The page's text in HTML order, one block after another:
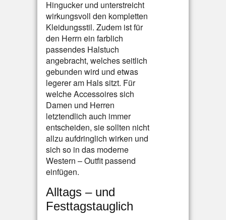
Hingucker und unterstreicht
wirkungsvoll den kompletten
Kleidungsstil. Zudem ist für
den Herrn ein farblich
passendes Halstuch
angebracht, welches seitlich
gebunden wird und etwas
legerer am Hals sitzt. Für
welche Accessoires sich
Damen und Herren
letztendlich auch immer
entscheiden, sie sollten nicht
allzu aufdringlich wirken und
sich so in das moderne
Western – Outfit passend
einfügen.
Alltags – und
Festtagstauglich